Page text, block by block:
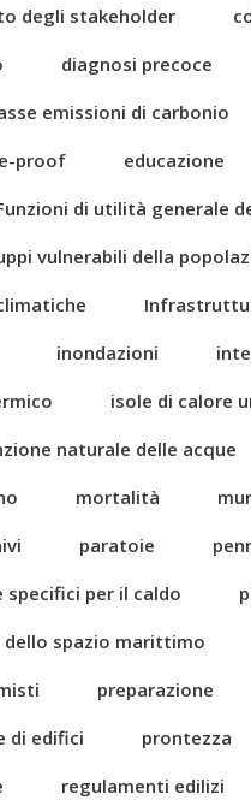
degli stakeholder
diagnosi precoce
emissioni di carbonio
proof
educazione
di utilità generale
vulnerabili della
inondazioni
isole di calore
naturale delle acque
mortalità
paratoie
specifici per il caldo
dello spazio marittimo
preparazione
di edifici
prontezza
regulamenti edilizi